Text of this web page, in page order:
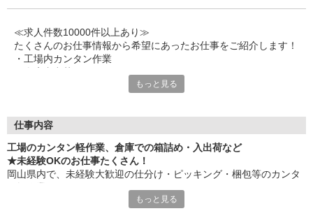
≪求人件数10000件以上あり≫
たくさんのお仕事情報から希望にあったお仕事をご紹介します！
・工場内カンタン作業
≪性別問わずご活躍中！≫
車通勤・バイク通勤OKも多数あり！「交通費支給OK！」
自宅から通いやすいお仕事お探しの方もぜひご登録下さい☆
勤務実績に応じて給与の一部を給料日前にお支払いOK
もっと見る
仕事内容
工場のカンタン軽作業、倉庫での箱詰め・入出荷など
★未経験OKのお仕事たくさん！
岡山県内で、未経験大歓迎の仕分け・ピッキング・梱包等のカンタ
もっと見る